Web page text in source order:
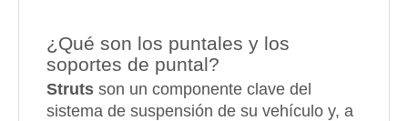
¿Qué son los puntales y los
soportes de puntal?
Struts son un componente clave del
sistema de suspensión de su vehículo y, a